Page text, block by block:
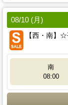
08/10 (月)
【西・南】
南
08:00